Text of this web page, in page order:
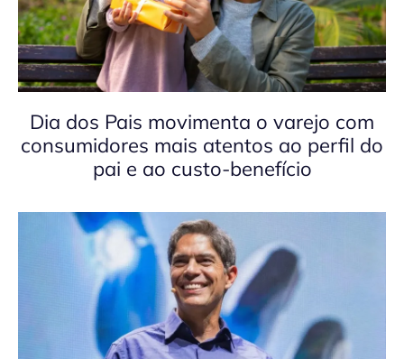
Dia dos Pais movimenta o varejo com
consumidores mais atentos ao perfil do
pai e ao custo-benefício